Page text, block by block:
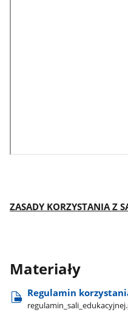
ZASADY KORZYSTANIA Z
Materiały
Regulamin